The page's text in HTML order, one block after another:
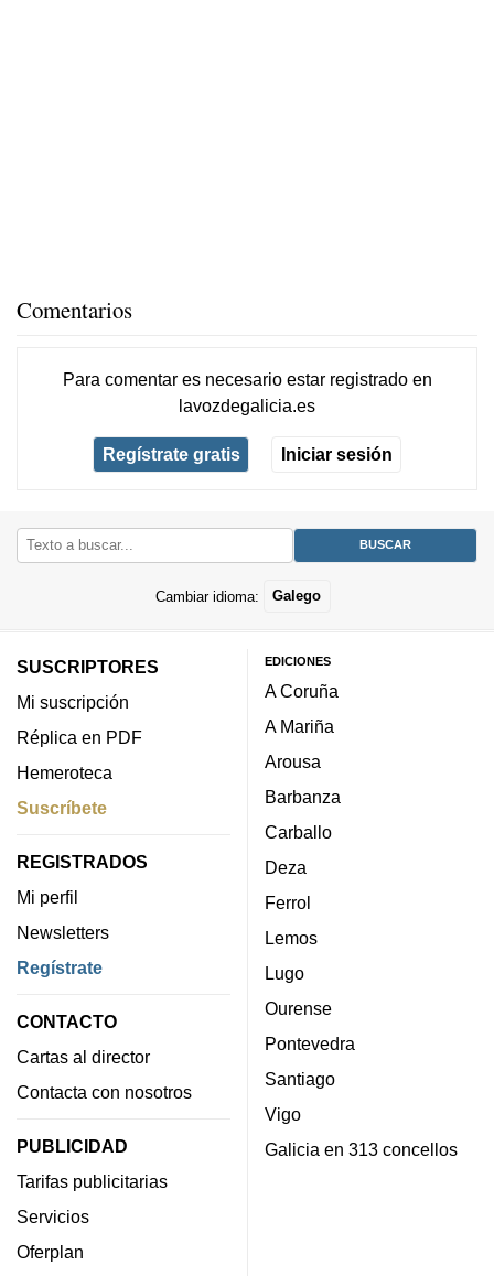
Comentarios
Para comentar es necesario estar registradoen
lavozdegalicia.es
Regístrate gratis Iniciar sesión
Cambiar idioma: Galego
SUSCRIPTORES
Mi suscripción
Réplica en PDF
Hemeroteca
Suscríbete
REGISTRADOS
Mi perfil
Newsletters
Regístrate
CONTACTO
Cartas al director
Contacta con nosotros
PUBLICIDAD
Tarifas publicitarias
Servicios
Oferplan
EDICIONES
A Coruña
A Mariña
Arousa
Barbanza
Carballo
Deza
Ferrol
Lemos
Lugo
Ourense
Pontevedra
Santiago
Vigo
Galicia en 313 concellos